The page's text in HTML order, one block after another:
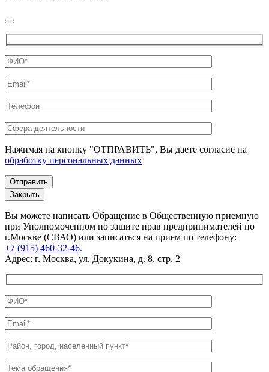
Нажимая на кнопку "ОТПРАВИТЬ", Вы даете согласие на
обработку персональных данных
Закрыть
Вы можете написать Обращение в Общественную приемную
при Уполномоченном по защите прав предпринимателей по
г.Москве (СВАО) или записаться на прием по телефону:
+7 (915) 460-32-46.
Адрес: г. Москва, ул. Докукина, д. 8, стр. 2